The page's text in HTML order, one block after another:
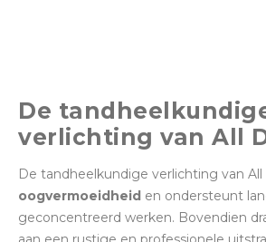
De
verlichting van All
De tandheelkundige verlichting van
oogvermoeidheid en ondersteunt
geconcentreerd werken. Bovendien